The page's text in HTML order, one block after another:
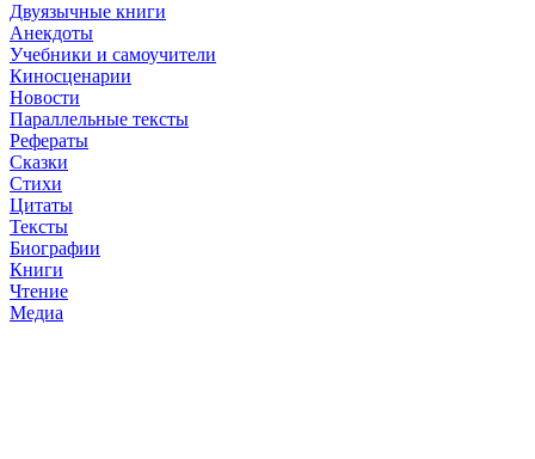
Двуязычные книги
Анекдоты
Учебники и самоучители
Киносценарии
Новости
Параллельные тексты
Рефераты
Сказки
Стихи
Цитаты
Тексты
Биографии
Книги
Чтение
Медиа